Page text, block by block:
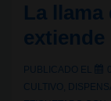
La llama
extiende
PUBLICADO EL
CULTIVO